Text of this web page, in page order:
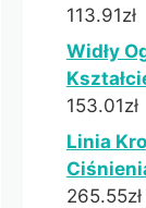
113.91zł
Widły
153.01zł
Linia
265.55zł